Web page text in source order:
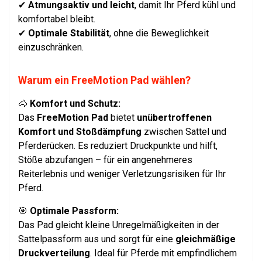
✔ Atmungsaktiv und leicht, damit Ihr Pferd kühl und
komfortabel bleibt.
✔ Optimale Stabilität, ohne die Beweglichkeit
einzuschränken.
Warum ein FreeMotion Pad wählen?
🐴 Komfort und Schutz:
Das FreeMotion Pad bietet unübertroffenen
Komfort und Stoßdämpfung zwischen Sattel und
Pferderücken. Es reduziert Druckpunkte und hilft,
Stöße abzufangen – für ein angenehmeres
Reiterlebnis und weniger Verletzungsrisiken für Ihr
Pferd.
🎯 Optimale Passform:
Das Pad gleicht kleine Unregelmäßigkeiten in der
Sattelpassform aus und sorgt für eine gleichmäßige
Druckverteilung. Ideal für Pferde mit empfindlichem